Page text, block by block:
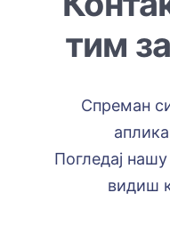
тим
Спреман
Погледај нашу
видиш